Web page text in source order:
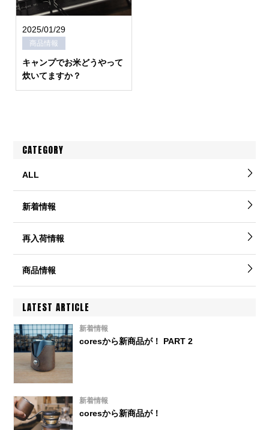
2025/01/29
商品情報
キャンプでお米どうやって
炊いてますか？
CATEGORY
ALL
新着情報
再入荷情報
商品情報
LATEST ARTICLE
新着情報
coresから新商品が！ PART 2
新着情報
coresから新商品が！